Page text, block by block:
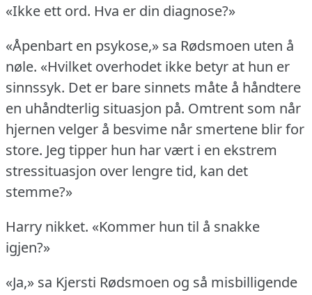
«Ikke ett ord. Hva er din diagnose?»
«Åpenbart en psykose,» sa Rødsmoen uten å
nøle. «Hvilket overhodet ikke betyr at hun er
sinnssyk. Det er bare sinnets måte å håndtere
en uhåndterlig situasjon på. Omtrent som når
hjernen velger å besvime når smertene blir for
store. Jeg tipper hun har vært i en ekstrem
stressituasjon over lengre tid, kan det
stemme?»
Harry nikket. «Kommer hun til å snakke
igjen?»
«Ja,» sa Kjersti Rødsmoen og så misbilligende